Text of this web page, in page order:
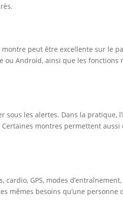
peut être excellente sur le
ou Android, ainsi que les
les alertes. Dans la pratique,
montres permettent
GPS, modes
mêmes besoins qu’une